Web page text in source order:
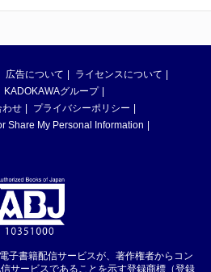
広告について
ライセンスについて
KADOKAWAグループ
わせ
プライバシーポリシー
Share My Personal Information
子書籍配信サービスが、著作権者からコン
サービスであることを示す登録商標（登録